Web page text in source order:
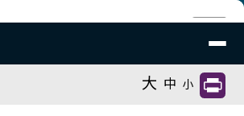
全球資訊網
大 中 小